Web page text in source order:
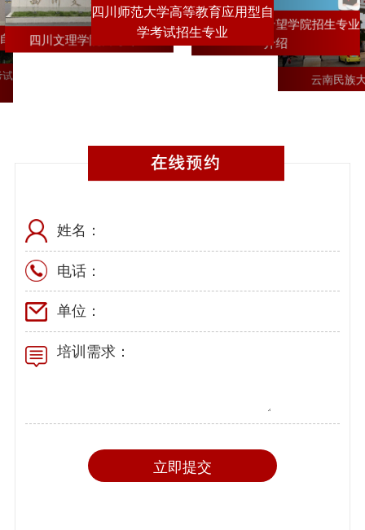
试
考1+X招生简章
四川文理学院自考专业
四川师范大学高等教育应用型自
学考试招生专业西南交通大学希望学院招生专业
介绍
云南民族
姓名：
电话：
单位：
培训需求：